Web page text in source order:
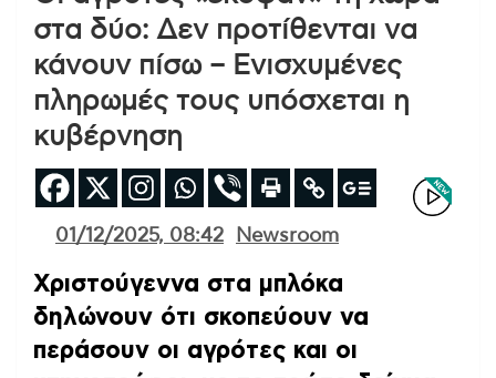
στα δύο: Δεν προτίθενται να
κάνουν πίσω – Ενισχυμένες
πληρωμές τους υπόσχεται η
κυβέρνηση
01/12/2025, 08:42 Newsroom
Χριστούγεννα στα μπλόκα
δηλώνουν ότι σκοπεύουν να
περάσουν οι αγρότες και οι